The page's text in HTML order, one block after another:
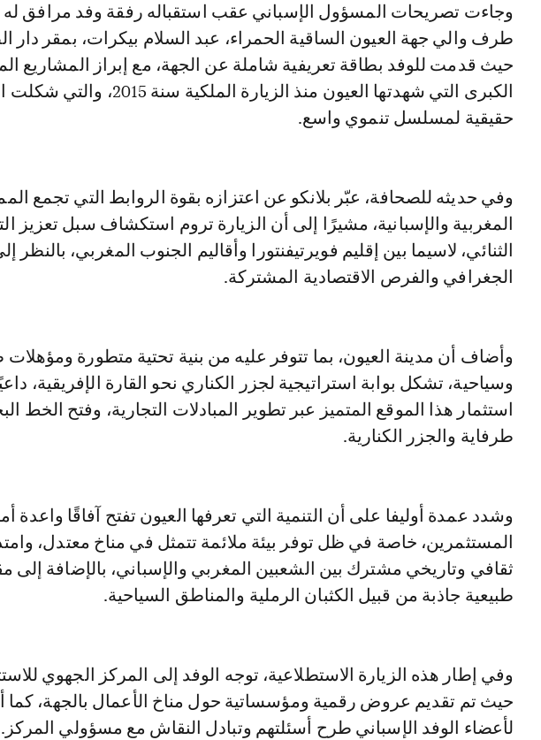
وجاءت تصريحات المسؤول الإسباني عقب استقباله رفقة وفد مرافق له من
طرف والي جهة العيون الساقية الحمراء، عبد السلام بيكرات، بمقر دار
حيث قدمت للوفد بطاقة تعريفية شاملة عن الجهة، مع إبراز المشاريع
الكبرى التي شهدتها العيون منذ الزيارة الملكية سنة
حقيقية لمسلسل تنموي واسع.
وفي حديثه للصحافة، عبّر بلانكو عن اعتزازه بقوة الروابط التي تجمع
المغربية والإسبانية، مشيرًا إلى أن الزيارة تروم استكشاف سبل تعزيز
الثنائي، لاسيما بين إقليم فويرتيفنتورا وأقاليم الجنوب المغربي، بالنظر
الجغرافي والفرص الاقتصادية المشتركة.
وأضاف أن مدينة العيون، بما تتوفر عليه من بنية تحتية متطورة ومؤهلات
وسياحية، تشكل بوابة استراتيجية لجزر الكناري نحو القارة الإفريقية،
استثمار هذا الموقع المتميز عبر تطوير المبادلات التجارية، وفتح الخط
طرفاية والجزر الكنارية.
وشدد عمدة أوليفا على أن التنمية التي تعرفها العيون تفتح آفاقًا واعدة
المستثمرين، خاصة في ظل توفر بيئة ملائمة تتمثل في مناخ معتدل،
ثقافي وتاريخي مشترك بين الشعبين المغربي والإسباني، بالإضافة إلى
طبيعية جاذبة من قبيل الكثبان الرملية والمناطق السياحية.
وفي إطار هذه الزيارة الاستطلاعية، توجه الوفد إلى المركز الجهوي
حيث تم تقديم عروض رقمية ومؤسساتية حول مناخ الأعمال بالجهة، كما
لأعضاء الوفد الإسباني طرح أسئلتهم وتبادل النقاش مع مسؤولي المركز.